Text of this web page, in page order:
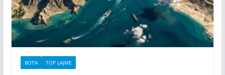
BOTA TOP LAJME